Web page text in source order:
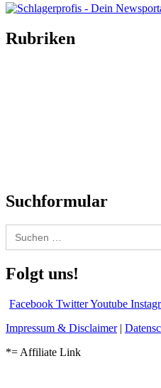
Rubriken
Suchformular
Search
for:
Folgt uns!
Facebook TwitterYoutube
Impressum & Disclaimer|
*= Affiliate Link